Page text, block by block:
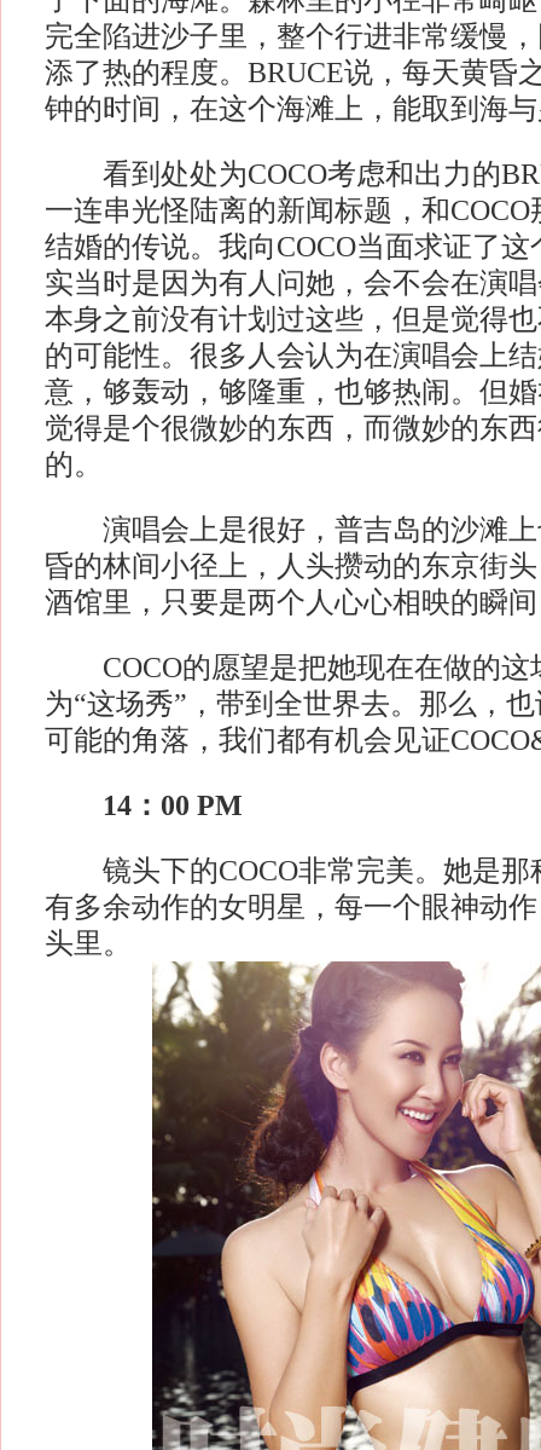
完全陷进沙子里，整个行进非常缓慢
添了热的程度。BRUCE说，每天黄昏
钟的时间，在这个海滩上，能取到海
看到处处为COCO考虑和出力的
一连串光怪陆离的新闻标题，和
结婚的传说。我向COCO当面求证了
实当时是因为有人问她，会不会在演
本身之前没有计划过这些，但是觉得
的可能性。很多人会认为在演唱会上
意，够轰动，够隆重，也够热闹。但
觉得是个很微妙的东西，而微妙的东
的。
演唱会上是很好，普吉岛的沙滩上
昏的林间小径上，人头攒动的东京街
酒馆里，只要是两个人心心相映的瞬
COCO的愿望是把她现在在做的这
为“这场秀”，带到全世界去。那么，
可能的角落，我们都有机会见证
14：00 PM
镜头下的COCO非常完美。她是那
有多余动作的女明星，每一个眼神动
头里。